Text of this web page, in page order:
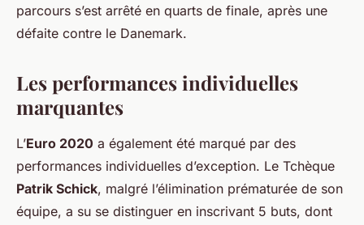
parcours s’est arrêté en quarts de finale, après une
défaite contre le Danemark.
Les performances individuelles
marquantes
L’Euro 2020 a également été marqué par des
performances individuelles d’exception. Le Tchèque
Patrik Schick, malgré l’élimination prématurée de son
équipe, a su se distinguer en inscrivant 5 buts, dont